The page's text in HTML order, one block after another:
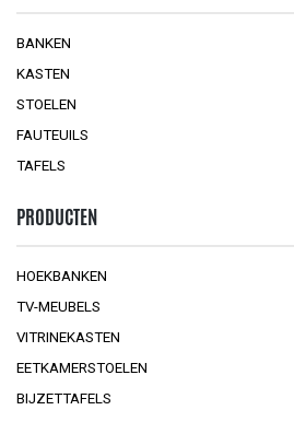
BANKEN
KASTEN
STOELEN
FAUTEUILS
TAFELS
PRODUCTEN
HOEKBANKEN
TV-MEUBELS
VITRINEKASTEN
EETKAMERSTOELEN
BIJZETTAFELS